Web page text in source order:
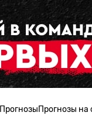
ПрогнозыПрогнозы на